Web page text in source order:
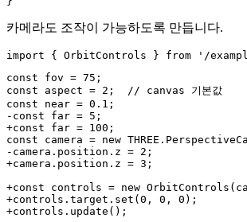
카메라도 조작이 가능하도록 만듭니다.
const fov = 75;
const aspect = 2;  // canvas 기본값
const near = 0.1;
-const far = 5;
+const far = 100;
const camera = new
-camera.position.z = 2;
+camera.position.z = 3;
+const controls = new
+controls.target.set(0, 0, 0);